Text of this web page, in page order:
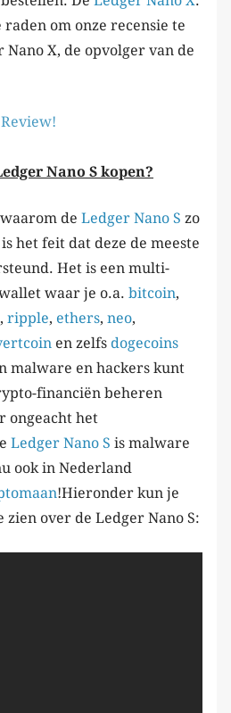
om onze recensie te
Nano X, de opvolger van de
Nano S kopen?
de Ledger Nano S zo
het feit dat deze de meeste
Het is een multi-
waar je o.a. bitcoin,
, ripple, ethers, neo,
en zelfs dogecoins
malware en hackers kunt
financiën beheren
ongeacht het
Ledger Nano S is malware
ook in Nederland
!Hieronder kun je
over de Ledger Nano S: